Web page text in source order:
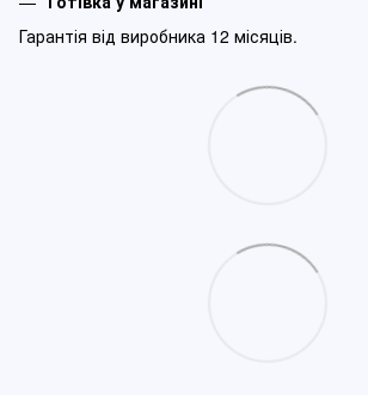
Гарантія від виробника 12 місяців.